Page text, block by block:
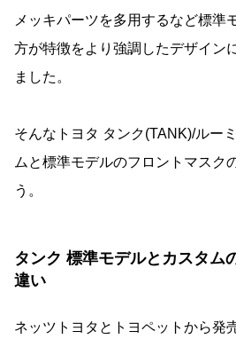
メッキパーツを多用するなど標準
方が特徴をより強調したデザイン
ました。
そんなトヨタ タンク(TANK)/ルー
ムと標準モデルのフロントマスク
う。
タンク 標準モデルとカスタム
違い
ネッツトヨタとトヨペットから発